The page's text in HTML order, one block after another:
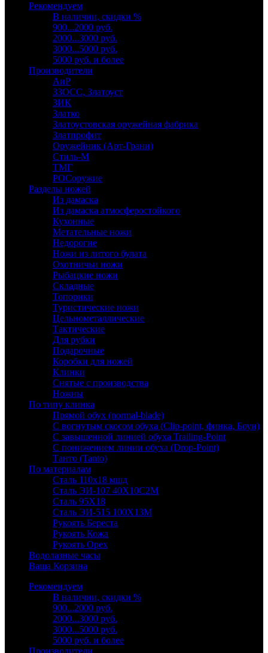
Рекомендуем
В наличии, скидки %
900...2000 руб.
2000...3000 руб.
3000...5000 руб.
5000 руб. и более
Производители
АиР
ЗЗОСС, Златоуст
ЗИК
Златко
Златоустовская оружейная фабрика
Златпрофит
Оружейник (Арт-Грани)
Стиль-М
ТМГ
РОСоружие
Разделы ножей
Из дамаска
Из дамаска атмосферостойкого
Кухонные
Метательные ножи
Недорогие
Ножи из литого булата
Охотничьи ножи
Рыбацкие ножи
Складные
Топорики
Туристические ножи
Цельнометаллические
Тактические
Для рубки
Подарочные
Коробки для ножей
Клинки
Снятые с производства
Ножны
По типу клинка
Прямой обух (normal-blade)
С вогнутым скосом обуха (Clip-point, финка, Боуи)
С завышенной линией обуха Trailing-Point
С понижением линии обуха (Drop-Point)
Танто (Tanto)
По материалам
Сталь 110х18 мшд
Сталь ЭИ-107 40Х10С2М
Сталь 95Х18
Сталь ЭИ-515 100Х13М
Рукоять Береста
Рукоять Кожа
Рукоять Орех
Водолазные часы
Ваша Корзина
Рекомендуем
В наличии, скидки %
900...2000 руб.
2000...3000 руб.
3000...5000 руб.
5000 руб. и более
Производители